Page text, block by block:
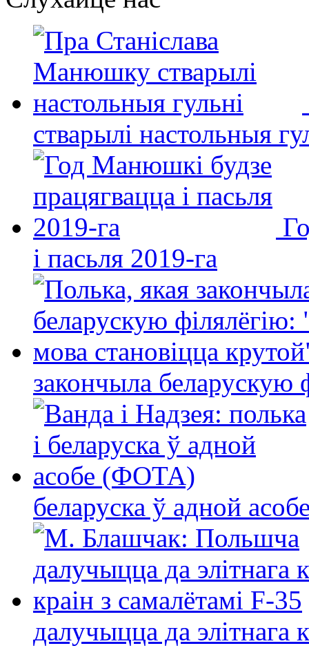
стварылі настольныя
і пасьля 2019-га
закончыла беларускую
беларуска ў адной
далучыцца да элітнага